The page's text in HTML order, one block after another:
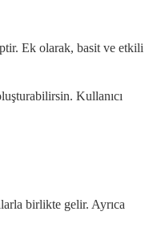
Ek olarak, basit ve etkili
Kullanıcı
birlikte gelir. Ayrıca